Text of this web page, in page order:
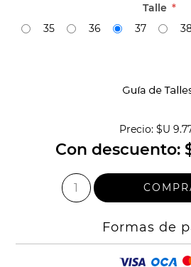
Talle *
35
36 37
Precio: $U
Con descuento:
Formas de